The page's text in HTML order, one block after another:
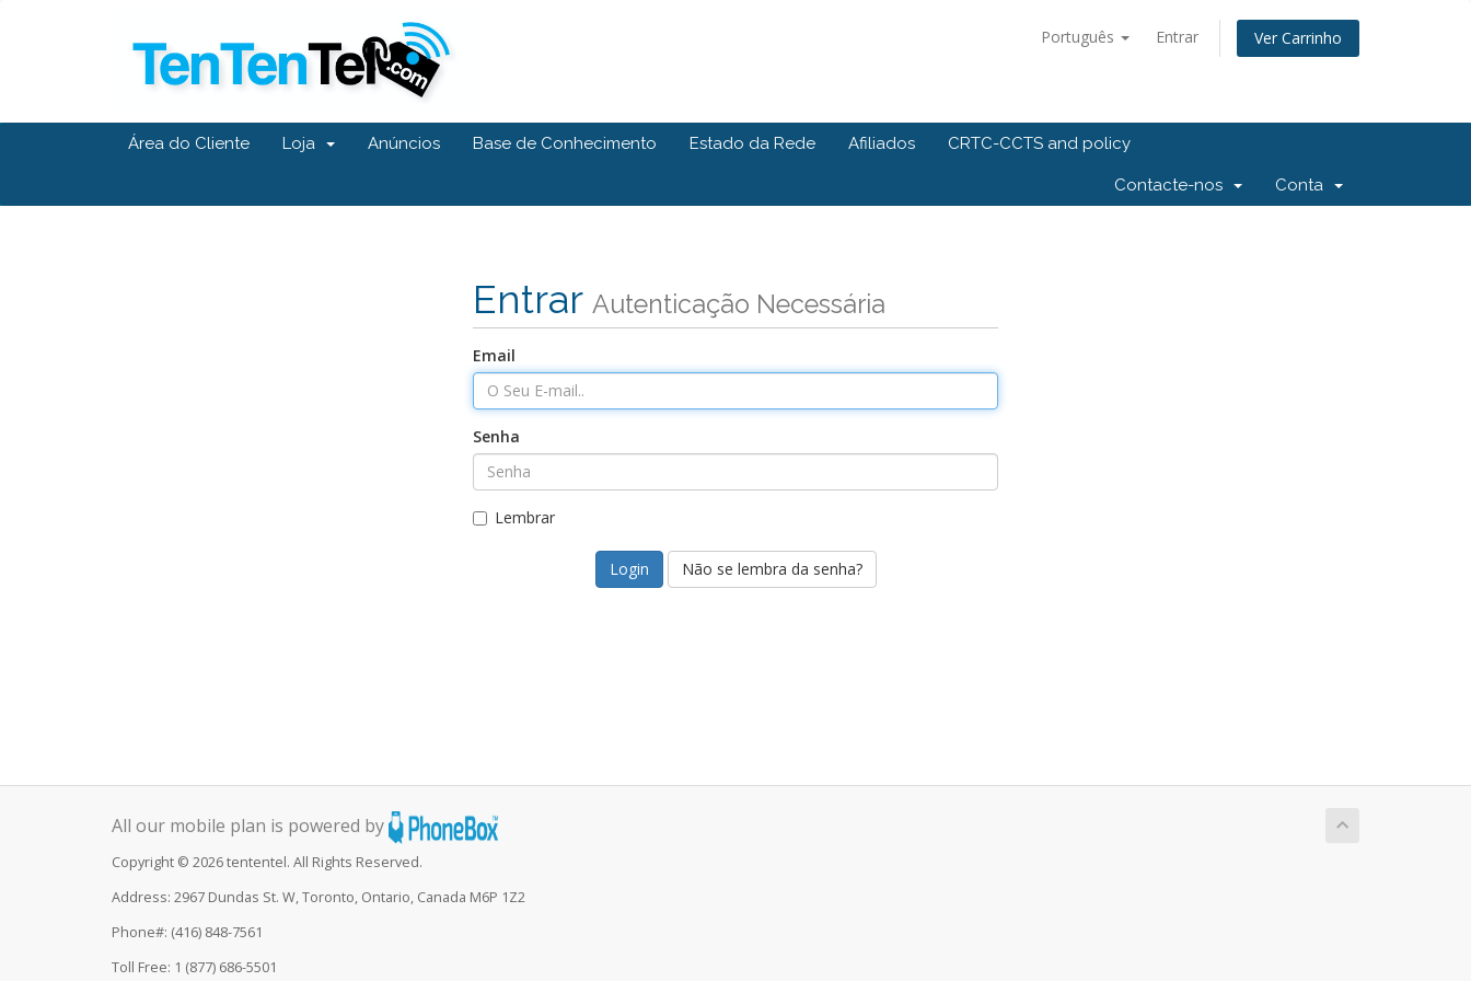
Português Entrar Ver Carrinho
Área do Cliente Loja Anúncios Base de Conhecimento Estado da Rede Afiliados CRTC-CCTS and policy
Contacte-nos Conta
Entrar Autenticação Necessária
Email
Senha
Lembrar
Não se lembra da senha?
All our mobile plan is powered by
Copyright © 2026 tententel. All Rights Reserved.
Address: 2967 Dundas St. W, Toronto, Ontario, Canada M6P 1Z2
Phone#: (416) 848-7561
Toll Free: 1 (877) 686-5501